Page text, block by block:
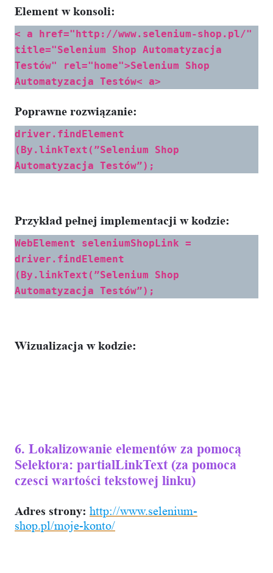
Element w konsoli:
< a href="http://www.selenium-shop.pl/"
title="Selenium Shop Automatyzacja
Testów" rel="home">Selenium Shop
Automatyzacja Testów< a>
Poprawne rozwiązanie:
driver.findElement
(By.linkText(”Selenium Shop
Automatyzacja Testów”);
Przykład pełnej implementacji w kodzie:
WebElement seleniumShopLink =
driver.findElement
(By.linkText(”Selenium Shop
Automatyzacja Testów”);
Wizualizacja w kodzie:
6. Lokalizowanie elementów za pomocą
Selektora: partialLinkText (za pomoca
czesci wartości tekstowej linku)
Adres strony: http://www.selenium-
shop.pl/moje-konto/